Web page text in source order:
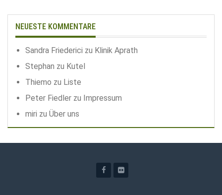
NEUESTE KOMMENTARE
Sandra Friederici zu Klinik Aprath
Stephan zu Kutel
Thiemo zu Liste
Peter Fiedler zu Impressum
miri zu Über uns